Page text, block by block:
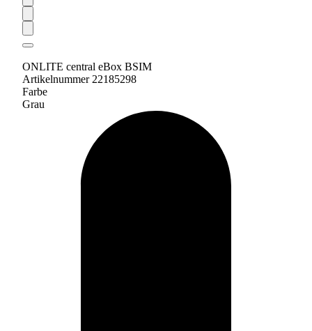
ONLITE central eBox BSIM
Artikelnummer 22185298
Farbe
Grau